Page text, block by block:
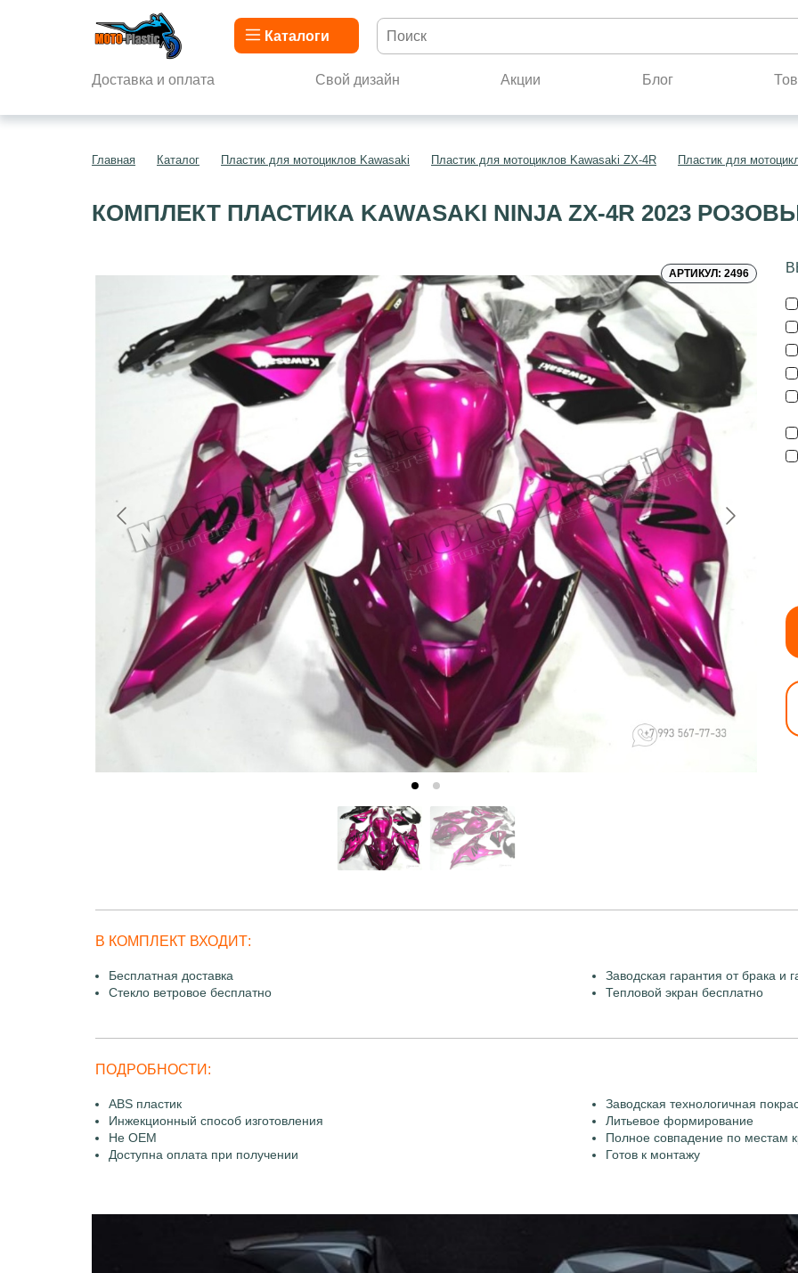
Каталоги
Доставка и оплата Свой дизайн Акции Блог
Главная Каталог Пластик для мотоциклов Kawasaki Пластик для мотоциклов Kawasaki ZX-4R Пластик для
КОМПЛЕКТ ПЛАСТИКА KAWASAKI NINJA ZX-4R 2023
АРТИКУЛ: 2496
В КОМПЛЕКТ ВХОДИТ:
Бесплатная доставка
Заводская гарантия от брака и
Стекло ветровое бесплатно
Тепловой экран бесплатно
ПОДРОБНОСТИ:
ABS пластик
Заводская технологичная
Инжекционный способ изготовления
Литьевое формирование
Не OEM
Полное совпадение по местам
Доступна оплата при получении
Готов к монтажу